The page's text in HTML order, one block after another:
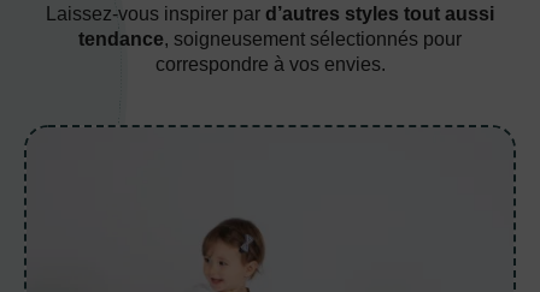
Laissez-vous inspirer par d’autres styles tout aussi
tendance, soigneusement sélectionnés pour
correspondre à vos envies.